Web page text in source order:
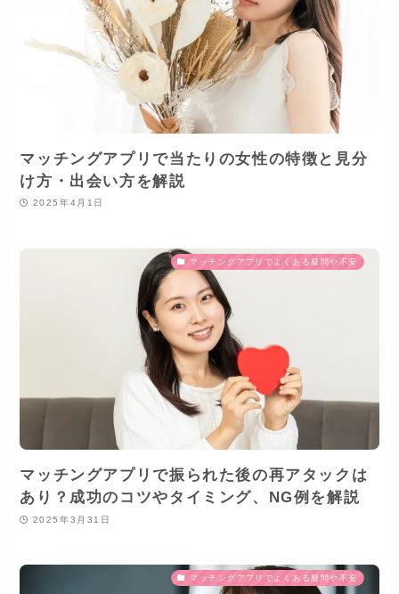
マッチングアプリで当たりの女性の特徴と見分
け方・出会い方を解説
2025年4月1日
マッチングアプリでよくある疑問や不安
マッチングアプリで振られた後の再アタックは
あり？成功のコツやタイミング、NG例を解説
2025年3月31日
マッチングアプリでよくある疑問や不安